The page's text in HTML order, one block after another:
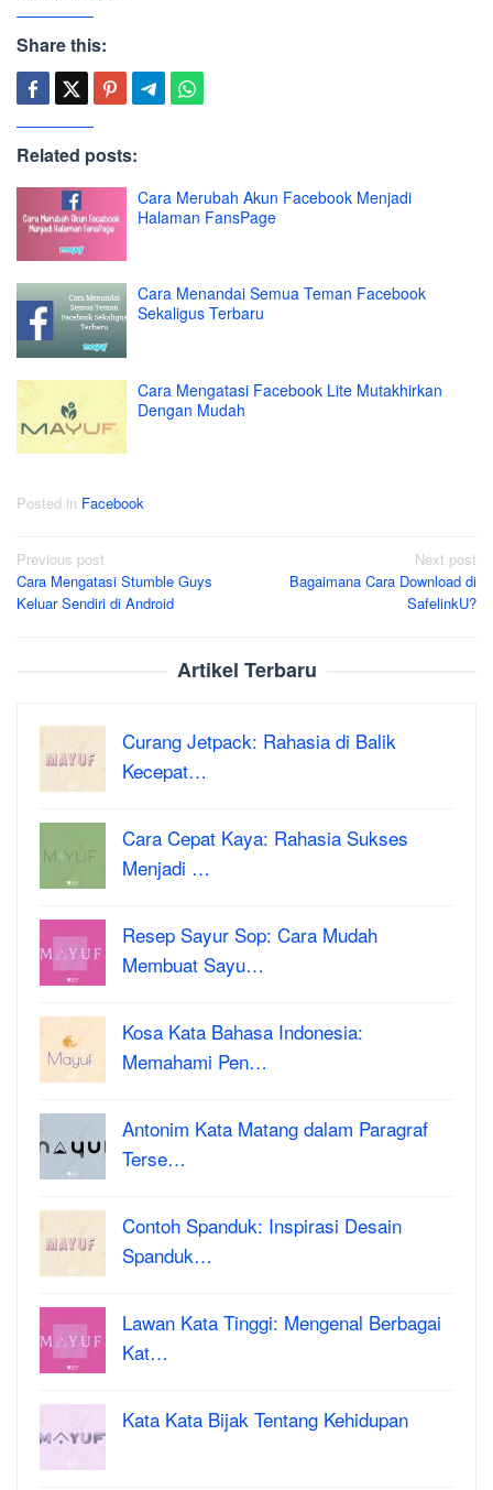
Share this:
Related posts:
Cara Merubah Akun Facebook Menjadi
Halaman FansPage
Cara Menandai Semua Teman Facebook
Sekaligus Terbaru
Cara Mengatasi Facebook Lite Mutakhirkan
Dengan Mudah
Posted in Facebook
Post
navigation
Previous post
Cara Mengatasi Stumble Guys
Keluar Sendiri di Android
Next post
Bagaimana Cara Download di
SafelinkU?
Artikel Terbaru
Curang Jetpack: Rahasia di Balik
Kecepat…
Cara Cepat Kaya: Rahasia Sukses
Menjadi …
Resep Sayur Sop: Cara Mudah
Membuat Sayu…
Kosa Kata Bahasa Indonesia:
Memahami Pen…
Antonim Kata Matang dalam Paragraf
Terse…
Contoh Spanduk: Inspirasi Desain
Spanduk…
Lawan Kata Tinggi: Mengenal Berbagai
Kat…
Kata Kata Bijak Tentang Kehidupan